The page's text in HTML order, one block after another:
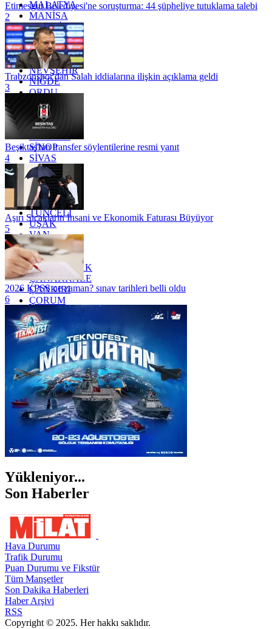
MALATYA
MANİSA
MARDİN
MERSİN
MUĞLA
MUŞ
NEVŞEHİR
NİĞDE
ORDU
OSMANİYE
RİZE
SAKARYA
SİNOP
SİVAS
SİİRT
TEKİRDAĞ
TOKAT
TRABZON
TUNCELİ
UŞAK
VAN
YALOVA
YOZGAT
ZONGULDAK
ÇANAKKALE
ÇANKIRI
ÇORUM
İSTANBUL
İZMİR
ŞANLIURFA
ŞIRNAK
Etimesgut Belediyesi'ne soruşturma: 44 şüpheliye tutuklama talebi
2
Trabzonspor'dan Salah iddialarına ilişkin açıklama geldi
3
Beşiktaş'tan transfer söylentilerine resmi yanıt
4
Aşırı Sıcakların İnsani ve Ekonomik Faturası Büyüyor
5
2026 KPSS ne zaman? sınav tarihleri belli oldu
6
Yükleniyor...
Son Haberler
Hava Durumu
Trafik Durumu
Puan Durumu ve Fikstür
Tüm Manşetler
Son Dakika Haberleri
Haber Arşivi
RSS
Copyright © 2025. Her hakkı saklıdır.